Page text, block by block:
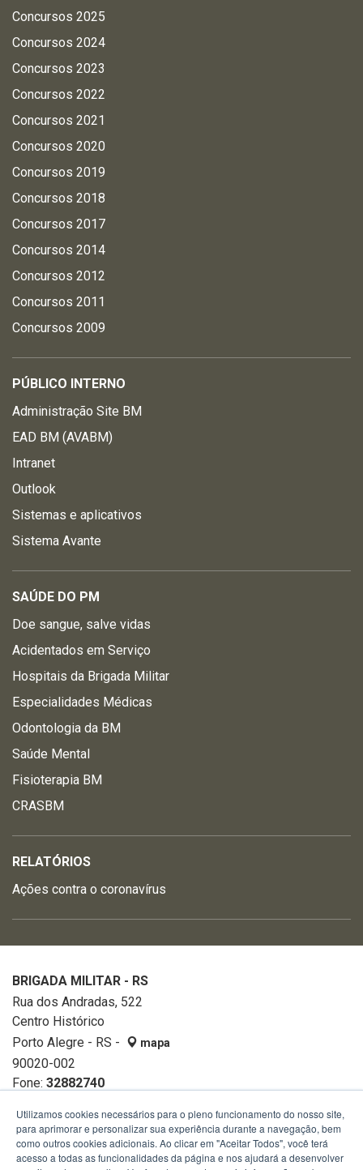
Concursos 2025
Concursos 2024
Concursos 2023
Concursos 2022
Concursos 2021
Concursos 2020
Concursos 2019
Concursos 2018
Concursos 2017
Concursos 2014
Concursos 2012
Concursos 2011
Concursos 2009
PÚBLICO INTERNO
Administração Site BM
EAD BM (AVABM)
Intranet
Outlook
Sistemas e aplicativos
Sistema Avante
SAÚDE DO PM
Doe sangue, salve vidas
Acidentados em Serviço
Hospitais da Brigada Militar
Especialidades Médicas
Odontologia da BM
Saúde Mental
Fisioterapia BM
CRASBM
RELATÓRIOS
Ações contra o coronavírus
BRIGADA MILITAR - RS
Rua dos Andradas, 522
Centro Histórico
Porto Alegre - RS -
mapa
90020-002
Fone: 32882740
Utilizamos cookies necessários para o pleno funcionamento do nosso site,
para aprimorar e personalizar sua experiência durante a navegação, bem
como outros cookies adicionais. Ao clicar em "Aceitar Todos", você terá
acesso a todas as funcionalidades da página e nos ajudará a desenvolver